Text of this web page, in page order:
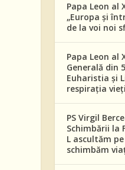
Papa Leon al
„Europa și
de la voi noi
Papa Leon al
Generală din
Euharistia și
respirația
PS Virgil
Schimbării la
L ascultăm
schimbăm